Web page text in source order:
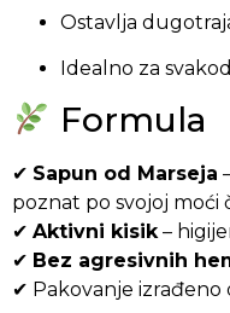
Ostavlja
Idealno za
Formula
✔ Sapun od Marseja
poznat po svojoj moći
✔ Aktivni kisik–
✔ Bez agresivnih
✔ Pakovanje izrađeno